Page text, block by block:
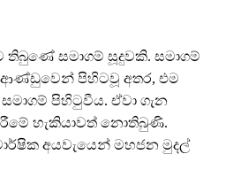
සමාගම් සූදුවකි. සමාගම්
පිහිටවූ අතර, එම
පිහිටුවීය. ඒවා ගැන
හැකියාවත් නොතිබුණි.
අයවැයෙන් මහජන මුදල්